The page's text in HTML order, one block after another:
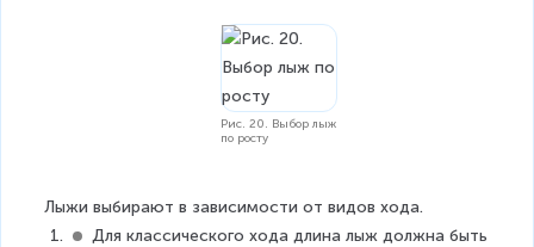
Рис. 20. Выбор лыж
по росту
Лыжи выбирают в зависимости от видов хода.
Для классического хода длина лыж должна быть